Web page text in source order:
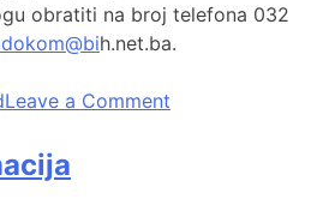
obratiti na broj telefona 032
h.net.ba.
Leave a Comment